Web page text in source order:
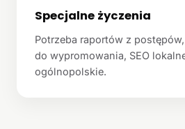
Specjalne życzenia
Potrzeba raportów z
do wypromowania, SEO
ogólnopolskie.